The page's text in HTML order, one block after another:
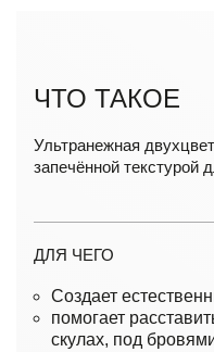
ЧТО ТАКОЕ
Ультранежная
запечённой текстурой
ДЛЯ ЧЕГО
Создает
помогает
скулах, под